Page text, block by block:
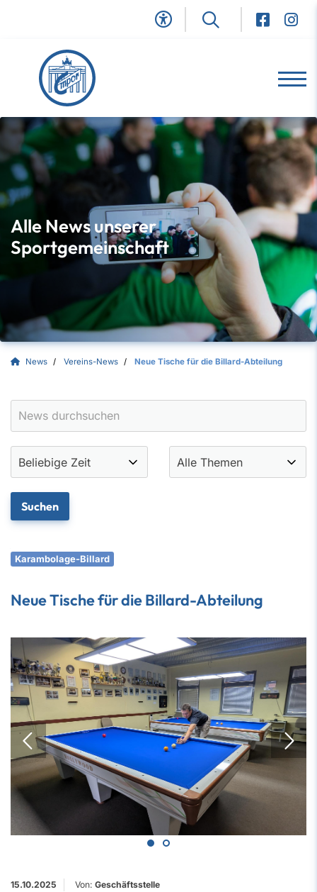
Alle News unserer
Sportgemeinschaft
News Vereins-News Neue Tische für die Billard-Abteilung
Karambolage-Billard
Neue Tische für die Billard-Abteilung
15.10.2025 Von: Geschäftsstelle